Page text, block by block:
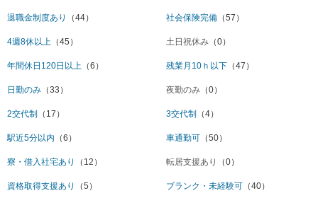
退職金制度あり （44） 社会保険完備 （57）
4週8休以上 （45） 土日祝休み （0）
年間休日120日以上 （6） 残業月10ｈ以下 （47）
日勤のみ （33） 夜勤のみ （0）
2交代制 （17） 3交代制 （4）
駅近5分以内 （6） 車通勤可 （50）
寮・借入社宅あり （12） 転居支援あり （0）
資格取得支援あり （5） ブランク・未経験可 （40）